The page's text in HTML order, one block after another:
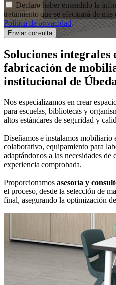
Declaro haber entendido la
tratamiento que se efectuará de mis
Política de privacidad.
Soluciones integrales
fabricación de
institucional de
Nos especializamos en crear
para escuelas, bibliotecas y
altos estándares de seguridad y
Diseñamos e instalamos
colaborativo, equipamiento para
adaptándonos a las necesidades de
experiencia comprobada.
Proporcionamos asesoría y
el proceso, desde la selección de
final, asegurando la optimización